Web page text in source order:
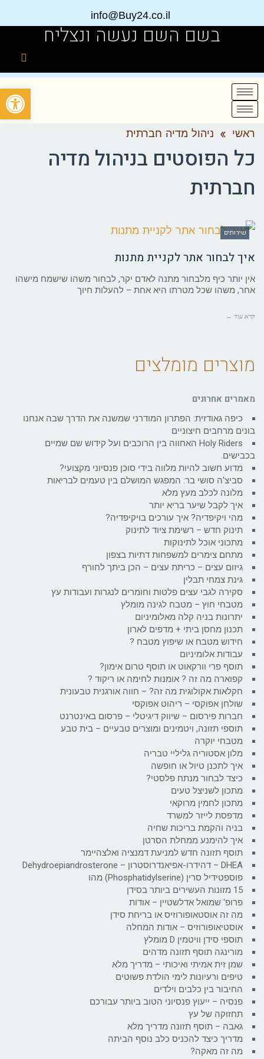
info@Buy24.co.il
בשם השם נעשה ונצליח
ראשי » ניהול מדיה חברתית
כל הפוסטים בניהול מדיה
חברתית
שירותים
איך לבחור אתר לקניית מתנות
אין יותר כיף מלבחור מתנה לאדם יקר, לבחור משהו שישמח מישהו
אחר, משהו שכל מטרתו היא אחת – להעלות חיוך
קרא עוד ←
מוצרים מומלצים
מאמרים אחרונים
כיפה גאודזית: הפתרון המודרני שמשנה את הדרך שבה אנחנו
בונים מרחבים חיצוניים
Holy Riders האחווה בין הרוכבים ועל קידוש שם שמיים
בכבישים.
מדוע חשוב להיות מלווה בידי סוכן פנסיוני מקצועי?
סביצ'ה סושי בר: המפגש המושלם בין טעמים לבריאות
מלונה לכלב מעץ מלא
איך לקבל שיער בריא יותר
מהי ויקיפדיה? איך עורכים בויקיפדיה?
תינוק חדש – רשימת ציוד לתינוק
מתכוני אוכל לתינוקות
מתחם צימרים למשפחות דתיות בצפון
גיזום עצים – כריתת עצים – הכן ביתך לחורף
גינת צמחי תבלין
סקירה לגבי עצים פלטות וחומרים לנגרות ועבודות עץ
מטבחי חוץ – מטבח לגינה מומלץ
יתרונות בניה קלה מאלומיניום
תכנון מחסן ביתי + מדפים לארון
חידוש מטבח או שיפוץ מטבח ?
עבודות אלומיניום
תוסף פרי וורקאוט או תוסף טרום אימון?
קפוארה מה זה ? אומנות לחימה או ריקוד ?
חקלאות אקולוגית מה זה? – חווה אורגנית טבעונית
שולחן אפוקסי – ריהוט אפוקסי
חברות פירסום – שיווק דיגיטלי – פרסום באינטרנט
תוספי תזונה, ויטמינים ומוצרים טבעיים – בית טבע
מטבחי יוקרה
מלון אסטוריה גליליי טבריה
איך לתכנן טיול או חופשה
כיצד לבחור מנתח פלסטי?
מתכון לשניצל טעים
מתכון לחמין מרוקאי
מדפסת לייזר למשרד
בניה והקמת בריכות שחיה
איך להימנע ממחלת הסרטן
תוסף תזונה חדש למניעת דמנציה ואלצהיימר
DHEA – דהידרו-אפיאנדרוסטרון – Dehydroepiandrosterone
פוספטידיל סרין (Phosphatidylserine) מהו
15 מזונות העשירים ביותר בסידן
פרופ' שמואל אדלשטיין – אודות
מה זה אוסטאופורוזיס או בריחת סידן
אוסטיאופורוזיס – אודות המחלה
תוספי סידן וויטמין D מומלץ
מורינגה תוסף תזונה מדהים
שמן זית אמיתי ואיכותי – מדריך מלא
טיפים ורעיונות לימי הולדת פשוטים
החיבור בין כלבים וילדים
פנסיה – ייעוץ פנסיוני הטוב ביותר עבורכם
תחזוקה של עץ
גאבה – תוסף תזונה מדריך מלא
מדריך כיצד להכניס כלב נוסף הביתה
מה זה מאקה?